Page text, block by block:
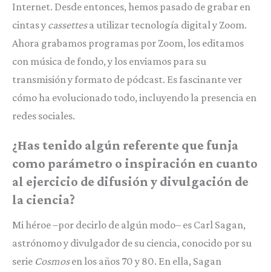
Internet. Desde entonces, hemos pasado de grabar en
cintas y cassettesa utilizar tecnología digital y Zoom.
Ahora grabamos programas por Zoom, los editamos
con música de fondo, y los enviamos para su
transmisión y formato de pódcast. Es fascinante ver
cómo ha evolucionado todo, incluyendo la presencia en
redes sociales.
¿Has tenido algún referente que funja
como parámetro o inspiración en cuanto
al ejercicio de difusión y divulgación de
la ciencia?
Mi héroe –por decirlo de algún modo– es Carl Sagan,
astrónomo y divulgador de su ciencia, conocido por su
serie Cosmosen los años 70 y 80. En ella, Sagan